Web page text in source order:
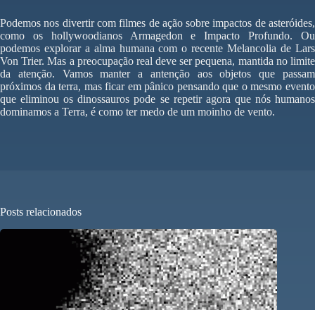
Podemos nos divertir com filmes de ação sobre impactos de asteróides,
como os hollywoodianos Armagedon e Impacto Profundo. Ou
podemos explorar a alma humana com o recente Melancolia de Lars
Von Trier. Mas a preocupação real deve ser pequena, mantida no limite
da atenção. Vamos manter a antenção aos objetos que passam
próximos da terra, mas ficar em pânico pensando que o mesmo evento
que eliminou os dinossauros pode se repetir agora que nós humanos
dominamos a Terra, é como ter medo de um moinho de vento.
Posts relacionados